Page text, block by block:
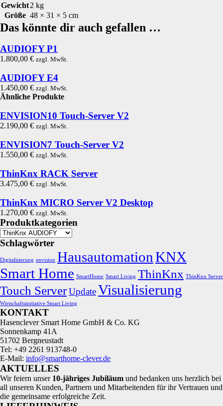
Gewicht2 kg
Größe 48 × 31 × 5 cm
Das könnte dir auch gefallen …
AUDIOFY P1
1.800,00 € zzgl. MwSt.
AUDIOFY E4
1.450,00 € zzgl. MwSt.
Ähnliche Produkte
ENVISION10 Touch-Server V2
2.190,00 € zzgl. MwSt.
ENVISION7 Touch-Server V2
1.550,00 € zzgl. MwSt.
ThinKnx RACK Server
3.475,00 € zzgl. MwSt.
ThinKnx MICRO Server V2 Desktop
1.270,00 € zzgl. MwSt.
Produktkategorien
Schlagwörter
Digitalisierung envision HausautomationKNX
Smart Home SmartHome Smart Living ThinKnx ThinKnx Server
Touch ServerUpdateVisualisierung
Wirtschaftsinitiative Smart Living
KONTAKT
Hasenclever Smart Home GmbH & Co. KG
Sonnenkamp 41A
51702 Bergneustadt
Tel: +49 2261 913748-0
E-Mail: info@smarthome-clever.de
AKTUELLES
Wir feiern unser 10‑jähriges Jubiläum und bedanken uns herzlich bei
all unseren Kunden, Partnern und Mitarbeitenden für ihr Vertrauen und
die gemeinsame erfolgreiche Zeit.